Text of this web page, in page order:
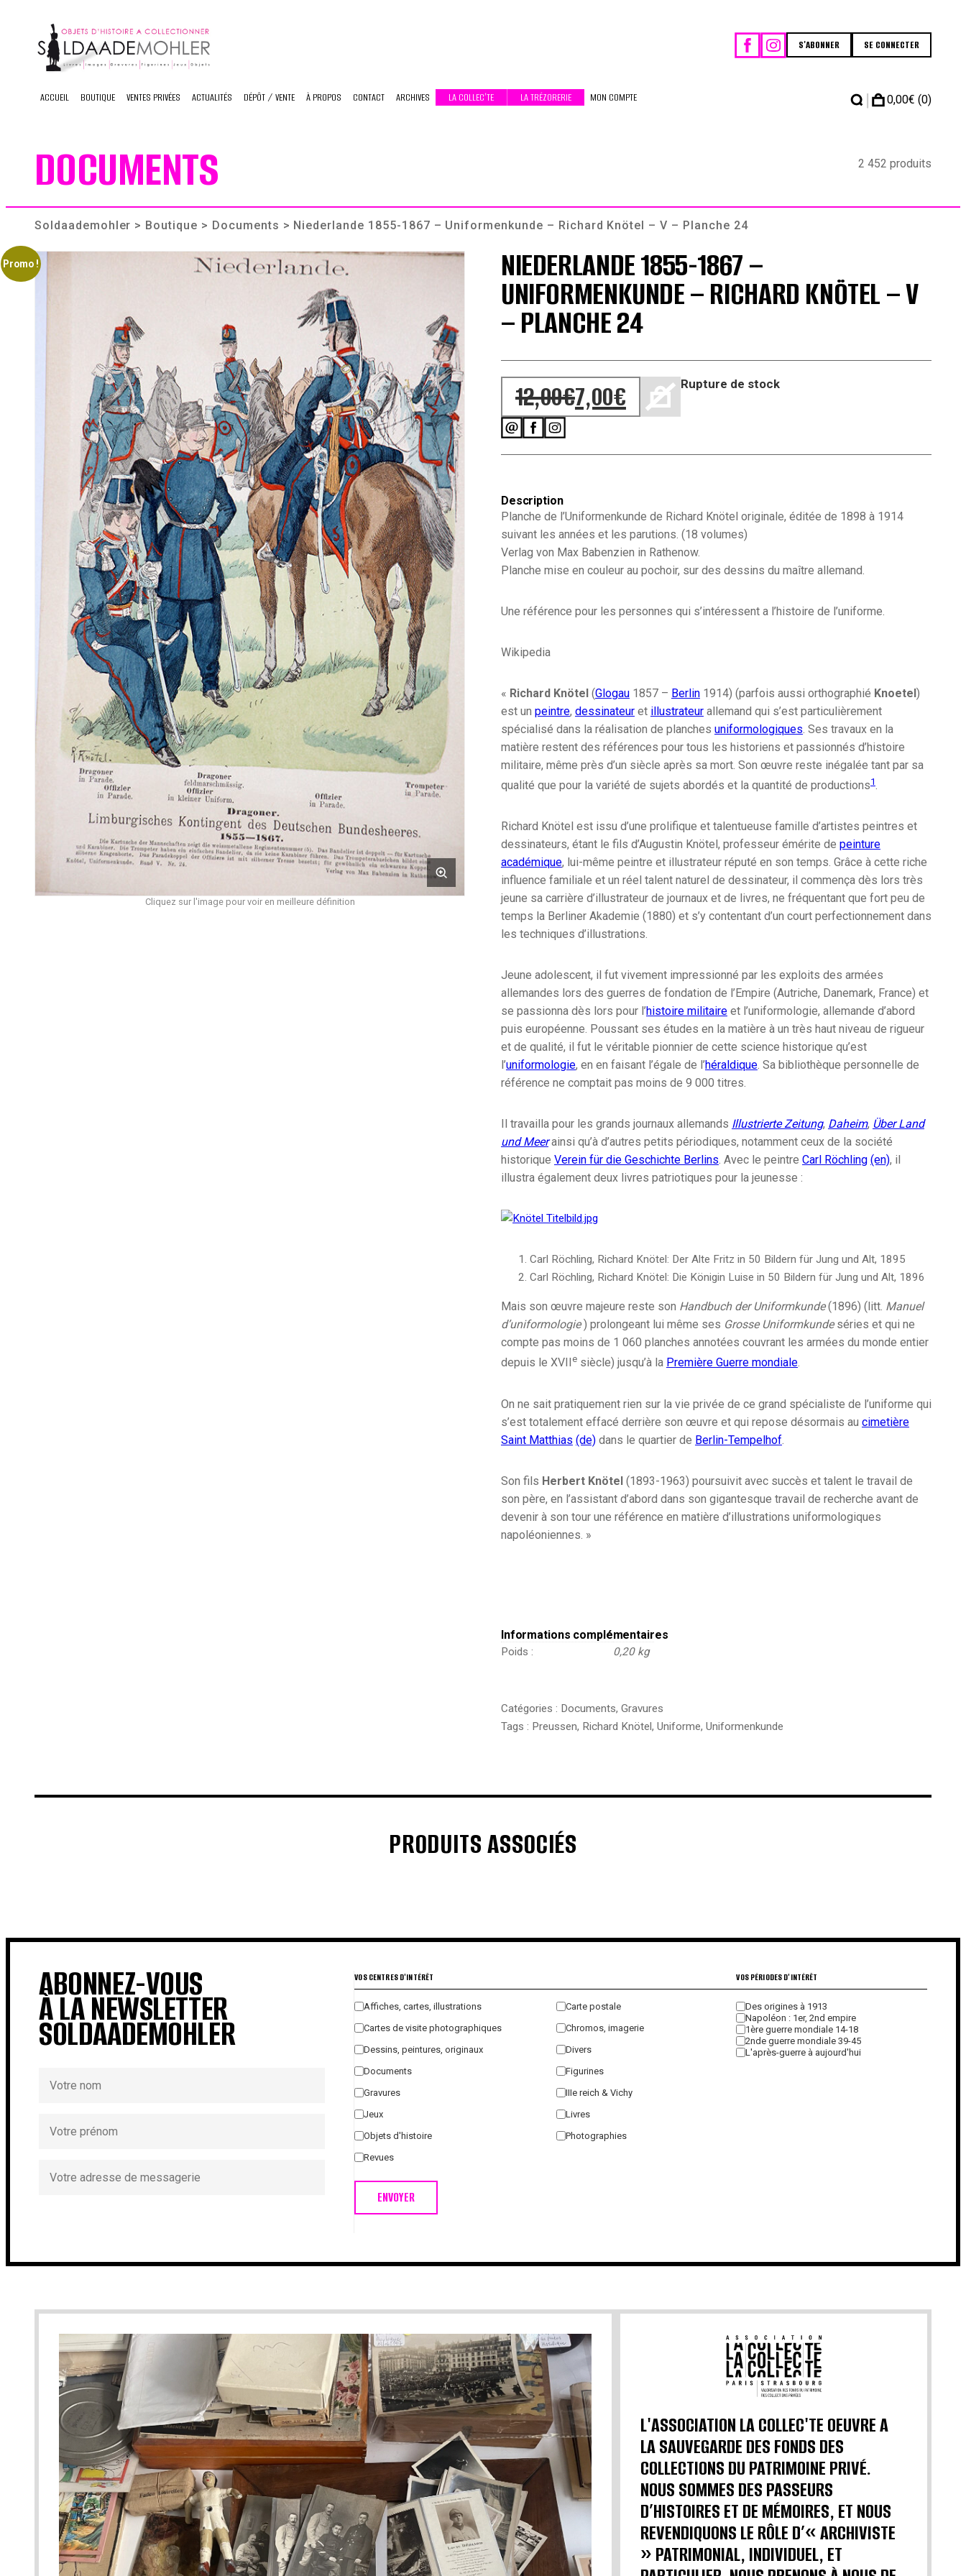
content
S'ABONNER SE CONNECTER
ACCUEIL BOUTIQUE VENTES PRIVÉES ACTUALITÉS DÉPÔT / VENTE À PROPOS CONTACT ARCHIVES LA COLLEC’TE LA TRÉZORERIE MON COMPTE | 0,00€ (0)
DOCUMENTS 2 452 produits
Soldaademohler > Boutique > Documents > Niederlande 1855-1867 – Uniformenkunde – Richard Knötel – V – Planche 24
Promo !
Cliquez sur l'image pour voir en meilleure définition
NIEDERLANDE 1855-1867 –
UNIFORMENKUNDE – RICHARD KNÖTEL – V
– PLANCHE 24
12,00€
Le prix initial était : 12,00€.
7,00€
Le prix actuel est : 7,00€.
Rupture de stock
Description
Planche de l’Uniformenkunde de Richard Knötel originale, éditée de 1898 à 1914
suivant les années et les parutions. (18 volumes)
Verlag von Max Babenzien in Rathenow.
Planche mise en couleur au pochoir, sur des dessins du maître allemand.
Une référence pour les personnes qui s’intéressent a l’histoire de l’uniforme.
Wikipedia
« Richard Knötel(Glogau1857 – Berlin1914) (parfois aussi orthographié Knoetel)
est un peintre, dessinateuret illustrateurallemand qui s’est particulièrement
spécialisé dans la réalisation de planches uniformologiques . Ses travaux en la
matière restent des références pour tous les historiens et passionnés d’histoire
militaire, même près d’un siècle après sa mort. Son œuvre reste inégalée tant par sa
qualité que pour la variété de sujets abordés et la quantité de productions1.
Richard Knötel est issu d’une prolifique et talentueuse famille d’artistes peintres et
dessinateurs, étant le fils d’Augustin Knötel, professeur émérite de peinture
académique, lui-même peintre et illustrateur réputé en son temps. Grâce à cette riche
influence familiale et un réel talent naturel de dessinateur, il commença dès lors très
jeune sa carrière d’illustrateur de journaux et de livres, ne fréquentant que fort peu de
temps la Berliner Akademie (1880) et s’y contentant d’un court perfectionnement dans
les techniques d’illustrations.
Jeune adolescent, il fut vivement impressionné par les exploits des armées
allemandes lors des guerres de fondation de l’Empire (Autriche, Danemark, France) et
se passionna dès lors pour l’histoire militaireet l’uniformologie, allemande d’abord
puis européenne. Poussant ses études en la matière à un très haut niveau de rigueur
et de qualité, il fut le véritable pionnier de cette science historique qu’est
l’uniformologie, en en faisant l’égale de l’héraldique. Sa bibliothèque personnelle de
référence ne comptait pas moins de 9 000 titres.
Il travailla pour les grands journaux allemands Illustrierte Zeitung, Daheim, Über Land
und Meerainsi qu’à d’autres petits périodiques, notamment ceux de la société
historique Verein für die Geschichte Berlins. Avec le peintre Carl Röchling (en), il
illustra également deux livres patriotiques pour la jeunesse :
Carl Röchling, Richard Knötel: Der Alte Fritz in 50 Bildern für Jung und Alt, 1895
Carl Röchling, Richard Knötel: Die Königin Luise in 50 Bildern für Jung und Alt, 1896
Mais son œuvre majeure reste son Handbuch der Uniformkunde(1896) (litt. Manuel
d’uniformologie) prolongeant lui même ses Grosse Uniformkundeséries et qui ne
compte pas moins de 1 060 planches annotées couvrant les armées du monde entier
depuis le XVII esiècle) jusqu’à la Première Guerre mondiale.
On ne sait pratiquement rien sur la vie privée de ce grand spécialiste de l’uniforme qui
s’est totalement effacé derrière son œuvre et qui repose désormais au cimetière
Saint Matthias (de)dans le quartier de Berlin-Tempelhof.
Son fils Herbert Knötel(1893-1963) poursuivit avec succès et talent le travail de
son père, en l’assistant d’abord dans son gigantesque travail de recherche avant de
devenir à son tour une référence en matière d’illustrations uniformologiques
napoléoniennes. »
Informations complémentaires
Poids 0,20 kg
Catégories : Documents, Gravures
Tags : Preussen, Richard Knötel, Uniforme, Uniformenkunde
PRODUITS ASSOCIÉS
ABONNEZ-VOUS
À LA NEWSLETTER
SOLDAADEMOHLER
VOS CENTRES D'INTÉRÊT
Affiches, cartes, illustrations
Carte postale
Cartes de visite photographiques
Chromos, imagerie
Dessins, peintures, originaux
Divers
Documents
Figurines
Gravures
IIIe reich & Vichy
Jeux
Livres
Objets d'histoire
Photographies
Revues
ENVOYER
VOS PÉRIODES D'INTÉRÊT
Des origines à 1913
Napoléon : 1er, 2nd empire
1ère guerre mondiale 14-18
2nde guerre mondiale 39-45
L'après-guerre à aujourd'hui
L'ASSOCIATION LA COLLEC'TE OEUVRE A
LA SAUVEGARDE DES FONDS DES
COLLECTIONS DU PATRIMOINE PRIVÉ.
NOUS SOMMES DES PASSEURS
D’HISTOIRES ET DE MÉMOIRES, ET NOUS
REVENDIQUONS LE RÔLE D’« ARCHIVISTE
» PATRIMONIAL, INDIVIDUEL, ET